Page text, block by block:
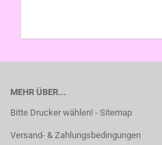
MEHR ÜBER...
Bitte Drucker wählen! - Sitemap
Versand- & Zahlungsbedingungen